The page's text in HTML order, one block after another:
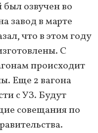
озвучен во
завод в марте
что в этом году
С
происходит
Еще 2 вагона
с УЗ. Будут
совещания по